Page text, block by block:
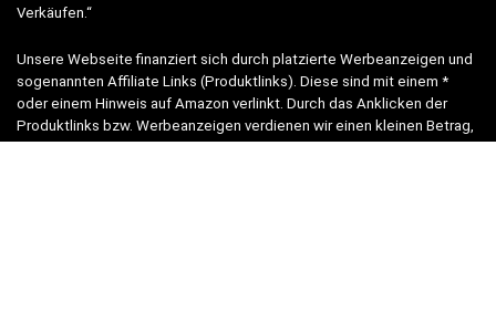
Verkäufen.“
Unsere Webseite finanziert sich durch platzierte Werbeanzeigen und
sogenannten Affiliate Links (Produktlinks). Diese sind mit einem *
oder einem Hinweis auf Amazon verlinkt. Durch das Anklicken der
Produktlinks bzw. Werbeanzeigen verdienen wir einen kleinen Betrag,
der uns hilft, diese Seite weiter zu verbessern.